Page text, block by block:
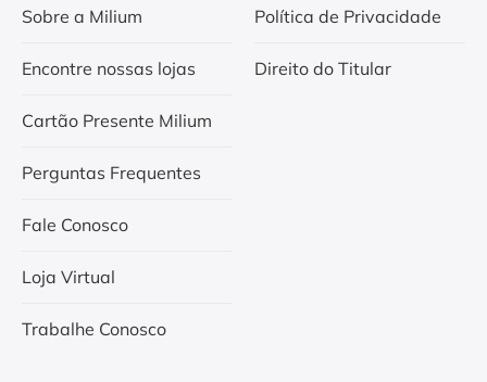
Sobre a Milium
Encontre nossas lojas
Cartão Presente Milium
Perguntas Frequentes
Fale Conosco
Loja Virtual
Trabalhe Conosco
Política de Privacidade
Direito do Titular